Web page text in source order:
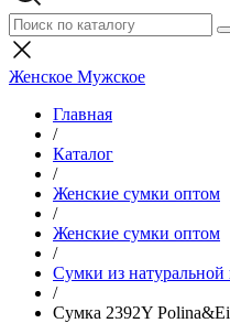
Женское Мужское
Главная
/
Каталог
/
Женские сумки оптом
/
Женские сумки оптом
/
Cумки из
/
Сумка 2392Y